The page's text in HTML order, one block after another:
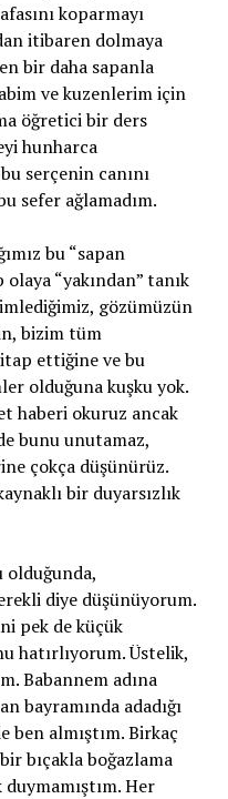
koparmayı
itibaren dolmaya
bir daha sapanla
ve kuzenlerim için
öğretici bir ders
hunharca
serçenin canını
sefer ağlamadım.
bu “sapan
“yakından” tanık
gözümüzün
bizim tüm
ettiğine ve bu
olduğuna kuşku yok.
haberi okuruz ancak
bunu unutamaz,
çokça düşünürüz.
bir duyarsızlık
olduğunda,
diye düşünüyorum.
pek de küçük
hatırlıyorum. Üstelik,
Babannem adına
bayramında adadığı
ben almıştım. Birkaç
bıçakla boğazlama
Her